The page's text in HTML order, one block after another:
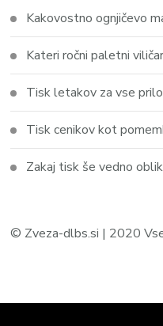
Kakovostno ognjičevo
Kateri ročni paletni
Tisk letakov za vse
Tisk cenikov kot
Zakaj tisk še vedno
© Zveza-dlbs.si | 2020